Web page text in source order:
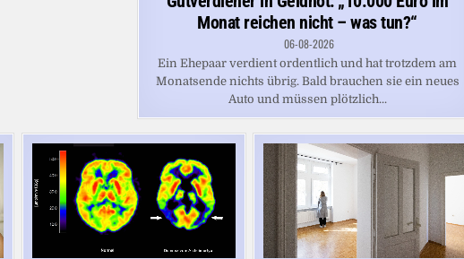
Monat reichen nicht – was tun?“
06-08-2026
Ein Ehepaar verdient ordentlich und hat trotzdem am
Monatsende nichts übrig. Bald brauchen sie ein neues
Auto und müssen plötzlich...